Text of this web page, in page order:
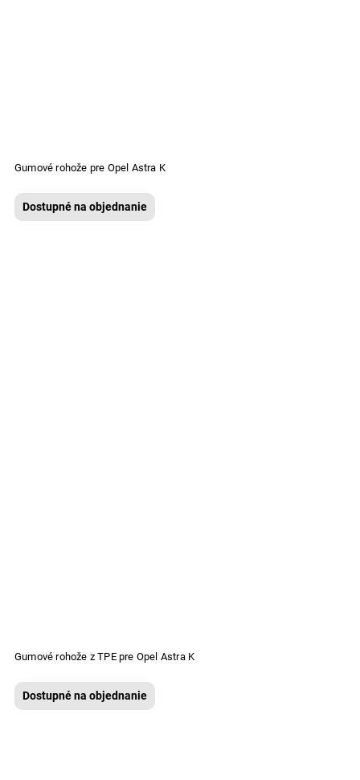
Gumové rohože pre Opel Astra K
Dostupné na objednanie
Gumové rohože z TPE pre Opel Astra K
Dostupné na objednanie